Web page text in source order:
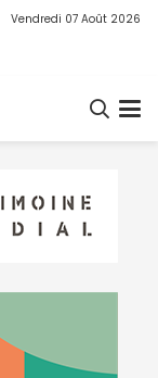
Vendredi 07 Août 2026